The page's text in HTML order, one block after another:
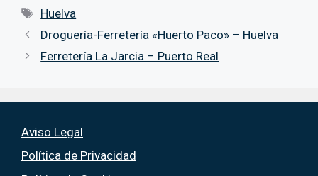
Etiquetas
Huelva
Droguería-Ferretería «Huerto Paco» – Huelva
Ferretería La Jarcia – Puerto Real
Aviso Legal
Política de Privacidad